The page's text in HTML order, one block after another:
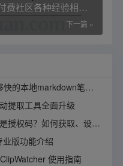
费社区各种经验相关
下一篇 »
笔记应用90notes使用指南
提取工具全面升级
？如何获取、设置与管理？
版功能介绍
使用指南